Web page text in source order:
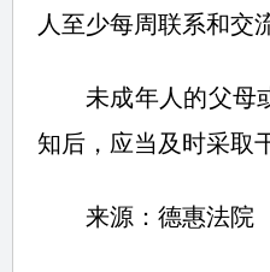
人至少每周联系和交
未成年人的父母
知后，应当及时采取
来源：德惠法院